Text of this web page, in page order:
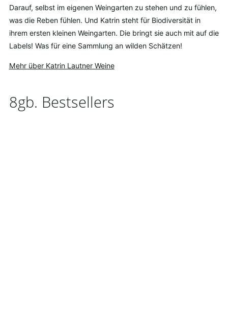
Darauf, selbst im eigenen Weingarten zu stehen und zu fühlen,
was die Reben fühlen. Und Katrin steht für Biodiversität in
ihrem ersten kleinen Weingarten. Die bringt sie auch mit auf die
Labels! Was für eine Sammlung an wilden Schätzen!
Mehr über Katrin Lautner Weine
8gb. Bestsellers